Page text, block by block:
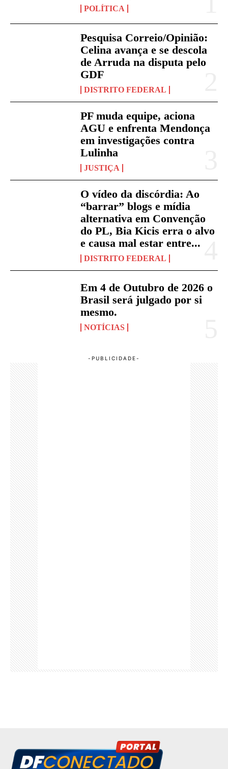
POLÍTICA
Pesquisa Correio/Opinião:
Celina avança e se descola
de Arruda na disputa pelo
GDF
DISTRITO FEDERAL
PF muda equipe, aciona
AGU e enfrenta Mendonça
em investigações contra
Lulinha
JUSTIÇA
O vídeo da discórdia: Ao
“barrar” blogs e mídia
alternativa em Convenção
do PL, Bia Kicis erra o alvo
e causa mal estar entre...
DISTRITO FEDERAL
Em 4 de Outubro de 2026 o
Brasil será julgado por si
mesmo.
NOTÍCIAS